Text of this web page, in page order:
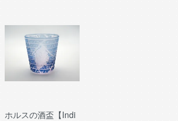
ホルスの酒盃【Indi